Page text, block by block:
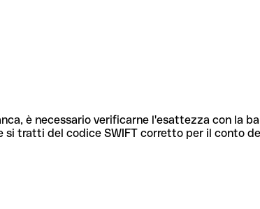
è necessario verificarne l'esattezza con la
tratti del codice SWIFT corretto per il conto